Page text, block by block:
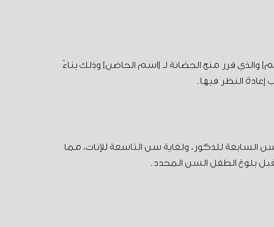
والذي قرر منح الحضانة لـ [اسم الحاضن] وذلك بناءً
النظر فيها.
سن السابعة للذكور، ولغاية سن التاسعة للإناث، مما
بلوغ الطفل السن المحدد.